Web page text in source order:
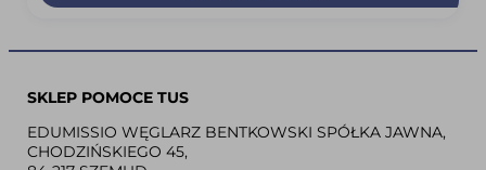
SKLEP POMOCE TUS
EDUMISSIO WĘGLARZ BENTKOWSKI SPÓŁKA JAWNA,
CHODZIŃSKIEGO 45,